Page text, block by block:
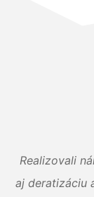
Realizovali
aj deratizáciu